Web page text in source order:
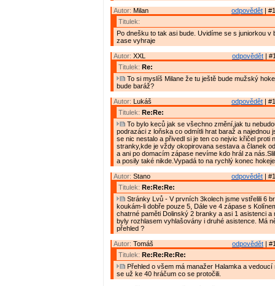
odpovědět |
Autor: Milan
Titulek:
Po dnešku to tak asi bude. Uvidíme se s juniorkou v
zase vyhraje
odpovědět |
Autor: XXL
Titulek: Re:
To si myslíš Milane že tu ještě bude mužský
bude baráž?
odpovědět |
Autor: Lukáš
Titulek: Re:Re:
To bylo keců jak se všechno změní,jak tu
podrazáci z loňska co odmítli hrat baraž a najednou
se nic nestalo a přivedl si je ten co nejvic křičel proti
stranky,kde je vždy okopirovana sestava a članek
a ani po domacím zápase nevíme kdo hrál za
a posily také nikde.Vypadá to na rychlý konec
odpovědět |
Autor: Stano
Titulek: Re:Re:Re:
Stránky Lvů - V prvních 3kolech jsme vstřelili 6
koukám-li dobře pouze 5, Dále ve 4 zápase s
chatrné paměti Dolinský 2 branky a asi 1 asistenci a
byly rozhlasem vyhlašovány i druhé asistence. Má
přehled ?
odpovědět |
Autor: Tomáš
Titulek: Re:Re:Re:Re:
Přehled o všem má manažer Halamka a
se už ke 40 hráčum co se protočili.